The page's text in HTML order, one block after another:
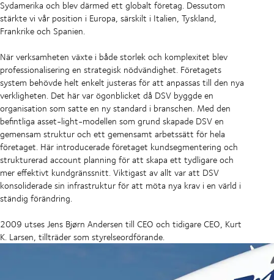
Sydamerika och blev därmed ett globalt företag. Dessutom
stärkte vi vår position i Europa, särskilt i Italien, Tyskland,
Frankrike och Spanien.
När verksamheten växte i både storlek och komplexitet blev
professionalisering en strategisk nödvändighet. Företagets
system behövde helt enkelt justeras för att anpassas till den nya
verkligheten. Det här var ögonblicket då DSV byggde en
organisation som satte en ny standard i branschen. Med den
befintliga asset-light-modellen som grund skapade DSV en
gemensam struktur och ett gemensamt arbetssätt för hela
företaget. Här introducerade företaget kundsegmentering och
strukturerad account planning för att skapa ett tydligare och
mer effektivt kundgränssnitt. Viktigast av allt var att DSV
konsoliderade sin infrastruktur för att möta nya krav i en värld i
ständig förändring.
2009 utses Jens Bjørn Andersen till CEO och tidigare CEO, Kurt
K. Larsen, tillträder som styrelseordförande.